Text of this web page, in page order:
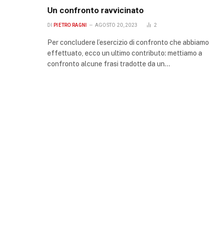
Un confronto ravvicinato
DI PIETRO RAGNI AGOSTO 20, 2023 2
Per concludere l’esercizio di confronto che abbiamo
effettuato, ecco un ultimo contributo: mettiamo a
confronto alcune frasi tradotte da un…